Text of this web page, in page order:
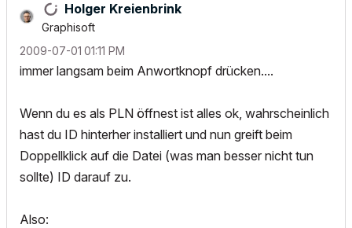
Holger Kreienbrink
Graphisoft
‎2009-07-01 01:11 PM
immer langsam beim Anwortknopf drücken....
Wenn du es als PLN öffnest ist alles ok, wahrscheinlich
hast du ID hinterher installiert und nun greift beim
Doppellklick auf die Datei (was man besser nicht tun
sollte) ID darauf zu.
Also: